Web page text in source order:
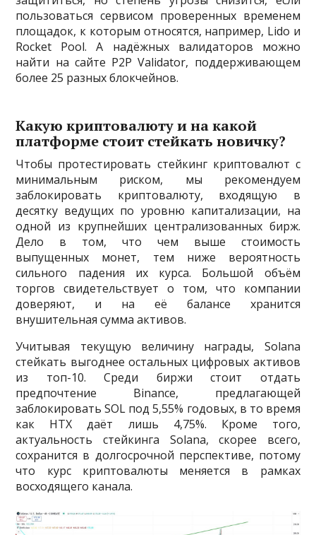
пользоваться сервисом проверенных временем
площадок, к которым относятся, например, Lido и
Rocket Pool. А надёжных валидаторов можно
найти на сайте P2P Validator, поддерживающем
более 25 разных блокчейнов.
Какую криптовалюту и на какой
платформе стоит стейкать новичку?
Чтобы протестировать стейкинг криптовалют с
минимальным риском, мы рекомендуем
заблокировать криптовалюту, входящую в
десятку ведущих по уровню капитализации, на
одной из крупнейших централизованных бирж.
Дело в том, что чем выше стоимость
выпущенных монет, тем ниже вероятность
сильного падения их курса. Большой объём
торгов свидетельствует о том, что компании
доверяют, и на её балансе хранится
внушительная сумма активов.
Учитывая текущую величину награды, Solana
стейкать выгоднее остальных цифровых активов
из топ-10. Среди биржи стоит отдать
предпочтение Binance, предлагающей
заблокировать SOL под 5,55% годовых, в то время
как HTX даёт лишь 4,75%. Кроме того,
актуальность стейкинга Solana, скорее всего,
сохранится в долгосрочной перспективе, потому
что курс криптовалюты меняется в рамках
восходящего канала.